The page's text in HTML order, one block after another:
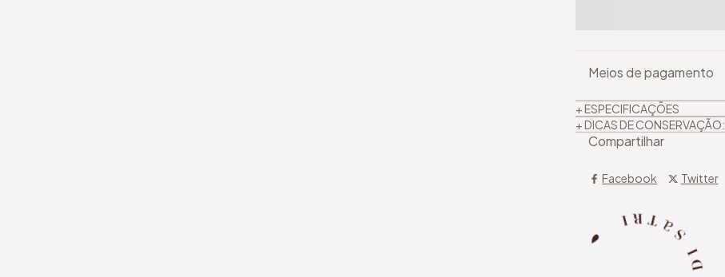
Meios de pagamento
+ ESPECIFICAÇÕES
+ DICAS DE CONSERVAÇÃO:
Compartilhar
Facebook Twitter